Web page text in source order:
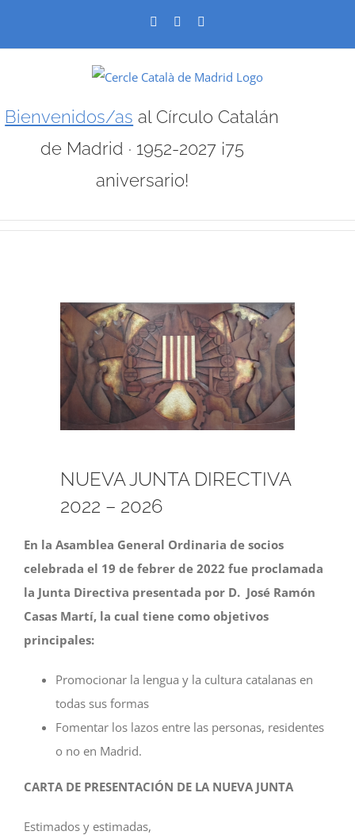
Facebook
Bienvenidos/as al Círculo Catalán
de Madrid · 1952-2027 ¡75
aniversario!
View
Larger
Image
NUEVA JUNTA DIRECTIVA
2022 – 2026
En la Asamblea General Ordinaria de socios
celebrada el 19 de febrer de 2022 fue proclamada
la Junta Directiva presentada por D. José Ramón
Casas Martí, la cual tiene como objetivos
principales:
Promocionar la lengua y la cultura catalanas en
todas sus formas
Fomentar los lazos entre las personas, residentes
o no en Madrid.
CARTA DE PRESENTACIÓN DE LA NUEVA JUNTA
Estimados y estimadas,